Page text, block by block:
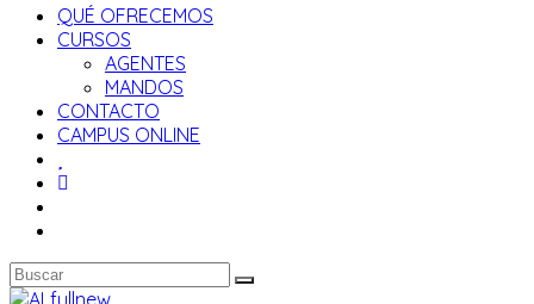
web
QUÉ OFRECEMOS
CURSOS
AGENTES
MANDOS
CONTACTO
CAMPUS ONLINE